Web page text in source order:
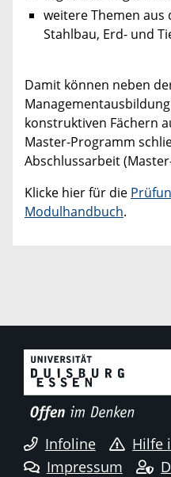
weitere Themen aus
Stahlbau, Erd- und
Damit können neben
konstruktiven Fächern
Master-Programm
Abschlussarbeit
Klicke hier für die
Modulhandbuch.
Infoline
Hilfe
Impressum